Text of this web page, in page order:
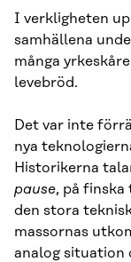
I verkligheten
samhällena
många
levebröd.
Det var inte
nya
Historikerna
pause, på finska
den stora
massornas
analog situation